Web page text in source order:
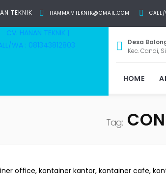
TEKNIK HAMMAMTEKNIK@GMAIL.COM
Desa
Kec. Candi,
HOME
Tag: